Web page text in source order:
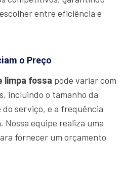
entre eficiência e
o Preço
limpa fossa pode variar com
incluindo o tamanho da
do serviço, e a frequência
Nossa equipe realiza uma
fornecer um orçamento